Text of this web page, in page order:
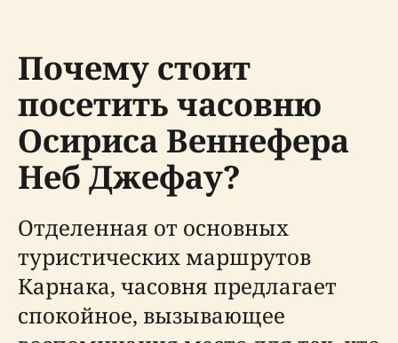
Почему стоит
посетить часовню
Осириса Веннефера
Неб Джефау?
Отделенная от основных
туристических маршрутов
Карнака, часовня предлагает
спокойное, вызывающее